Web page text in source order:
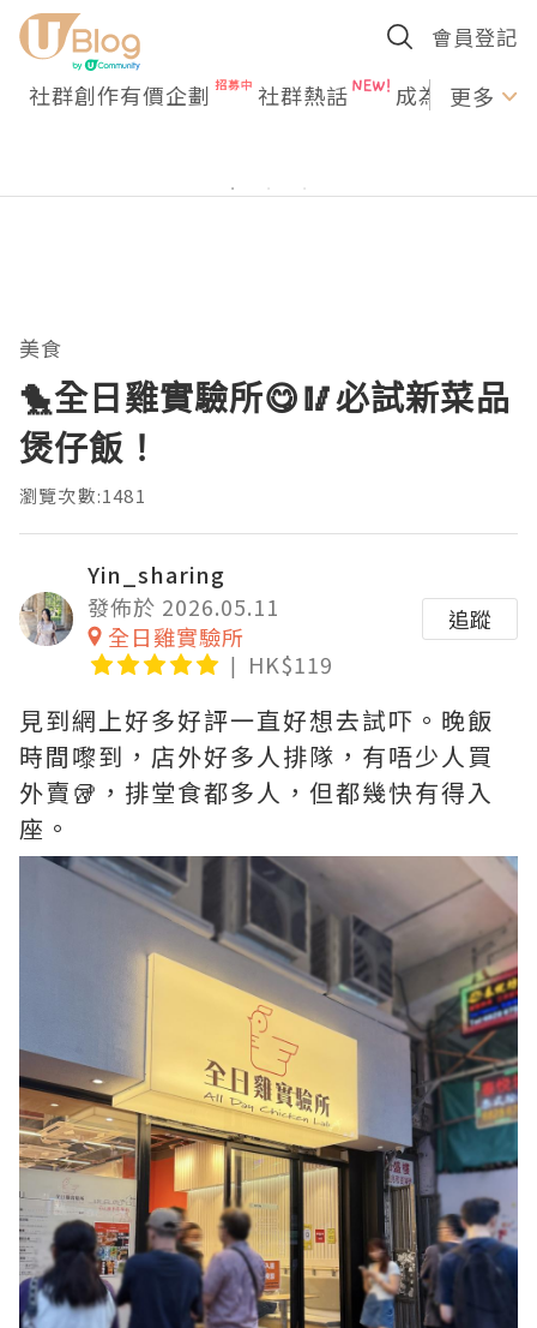
會員登記
社群創作有價企劃 社群熱話 成為U更多
美食
🐤全日雞實驗所😋🥢必試新菜品
煲仔飯！
瀏覽次數:1481
Yin_sharing
發佈於 2026.05.11
全日雞實驗所
HK$119
追蹤
見到網上好多好評一直好想去試吓。晚飯
時間嚟到，店外好多人排隊，有唔少人買
外賣🥡，排堂食都多人，但都幾快有得入
座。